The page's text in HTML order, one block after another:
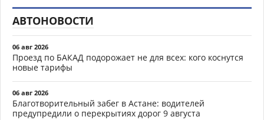
АВТОНОВОСТИ
06 авг 2026
Проезд по БАКАД подорожает не для всех: кого коснутся
новые тарифы
06 авг 2026
Благотворительный забег в Астане: водителей
предупредили о перекрытиях дорог 9 августа